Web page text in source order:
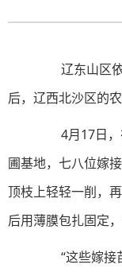
辽东山区依
后，辽西北沙区的
4月17日，
圃基地，七八位嫁
顶枝上轻轻一削，
后用薄膜包扎固定
“这些嫁接苗